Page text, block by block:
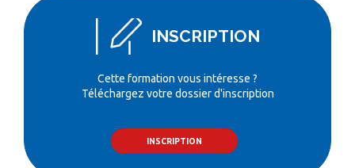
INSCRIPTION
Cette formation vous intéresse ?
Téléchargez votre dossier d'inscription
INSCRIPTION